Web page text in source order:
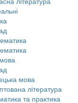
мова
література
та практика